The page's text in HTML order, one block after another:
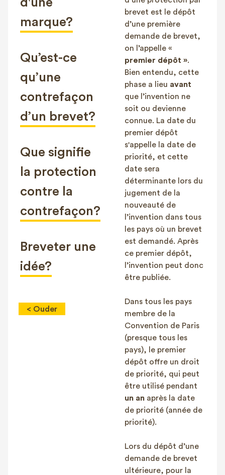
marque?
Qu’est-ce
qu’une
contrefaçon
d’un brevet?
Que signifie
la protection
contre la
contrefaçon?
Breveter une
idée?
< Ouder
brevet est le dépôt
d’une première
demande de brevet,
on l’appelle «
premier dépôt ».
Bien entendu, cette
phase a lieu avant
que l’invention ne
soit ou devienne
connue. La date du
premier dépôt
s'appelle la date de
priorité, et cette
date sera
déterminante lors du
jugement de la
nouveauté de
l’invention dans tous
les pays où un brevet
est demandé. Après
ce premier dépôt,
l’invention peut donc
être publiée.
Dans tous les pays
membre de la
Convention de Paris
(presque tous les
pays), le premier
dépôt offre un droit
de priorité, qui peut
être utilisé pendant
un an après la date
de priorité (année de
priorité).
Lors du dépôt d’une
demande de brevet
ultérieure, pour la